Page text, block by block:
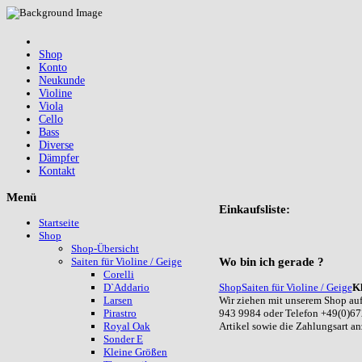
Shop
Konto
Neukunde
Violine
Viola
Cello
Bass
Diverse
Dämpfer
Kontakt
Einkaufsliste:
Wo bin ich gerade ?
ShopSaiten für Violine / Geige
Wir ziehen mit unserem Shop
943 9984 oder Telefon
Artikel sowie die Zahlungsart
Menü
Startseite
Shop
Shop-Übersicht
Saiten für Violine / Geige
Corelli
D`Addario
Larsen
Pirastro
Royal Oak
Sonder E
Kleine Größen